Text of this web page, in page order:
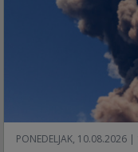
PONEDELJAK, 10.08.2026